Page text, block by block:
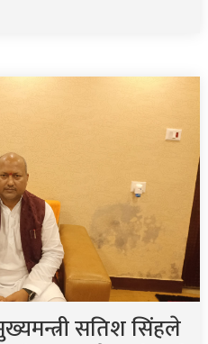
सतिश सिंहले